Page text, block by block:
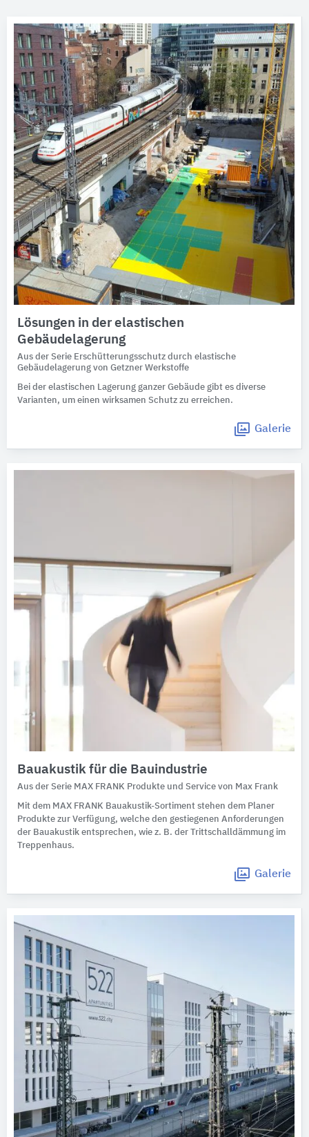
Lösungen in der elastischen
Gebäudelagerung
Aus der Serie Erschütterungsschutz durch elastische
Gebäudelagerung von Getzner Werkstoffe
Bei der elastischen Lagerung ganzer Gebäude gibt es diverse
Varianten, um einen wirksamen Schutz zu erreichen.
Galerie
Bauakustik für die Bauindustrie
Aus der Serie MAX FRANK Produkte und Service von Max Frank
Mit dem MAX FRANK Bauakustik-Sortiment stehen dem Planer
Produkte zur Verfügung, welche den gestiegenen Anforderungen
der Bauakustik entsprechen, wie z. B. der Trittschalldämmung im
Treppenhaus.
Galerie